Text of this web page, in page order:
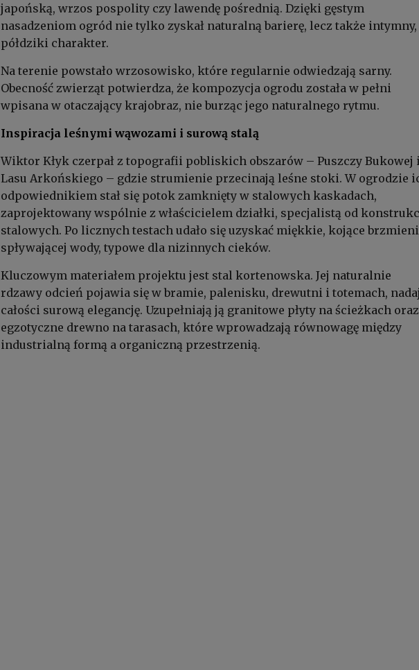
japońską, wrzos pospolity czy lawendę pośrednią. Dzięki gęstym
nasadzeniom ogród nie tylko zyskał naturalną barierę, lecz także intymny,
półdziki charakter.
Na terenie powstało wrzosowisko, które regularnie odwiedzają sarny.
Obecność zwierząt potwierdza, że kompozycja ogrodu została w pełni
wpisana w otaczający krajobraz, nie burząc jego naturalnego rytmu.
Inspiracja leśnymi wąwozami i surową stalą
Wiktor Kłyk czerpał z topografii pobliskich obszarów – Puszczy Bukowej i
Lasu Arkońskiego – gdzie strumienie przecinają leśne stoki. W ogrodzie
odpowiednikiem stał się potok zamknięty w stalowych kaskadach,
zaprojektowany wspólnie z właścicielem działki, specjalistą od
stalowych. Po licznych testach udało się uzyskać miękkie, kojące
spływającej wody, typowe dla nizinnych cieków.
Kluczowym materiałem projektu jest stal kortenowska. Jej naturalnie
rdzawy odcień pojawia się w bramie, palenisku, drewutni i totemach,
całości surową elegancję. Uzupełniają ją granitowe płyty na ścieżkach oraz
egzotyczne drewno na tarasach, które wprowadzają równowagę między
industrialną formą a organiczną przestrzenią.